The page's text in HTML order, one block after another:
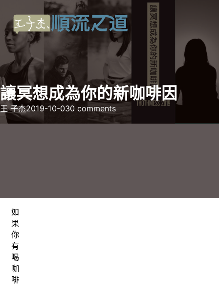
讓冥想成為你的新咖啡因
王 子杰2019-10-030 comments
如
果
你
有
喝
咖
啡